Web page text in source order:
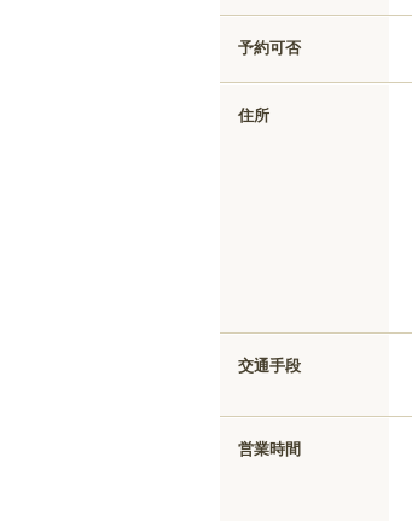
予約可否
住所
交通手段
営業時間